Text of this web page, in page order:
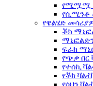
የሚሟሟ
የሲሚንቶ
የዌልሄድ
ቾክ
ፍራክ
የጭቃ በር
የተሰኪ
የቾክ ቫልቭ
የሳህን